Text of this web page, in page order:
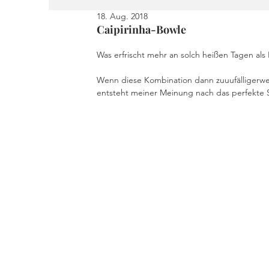
Kuchen und Desserts
Caipirinha-Bowle
18. Aug. 2018
Was erfrischt mehr an solch heißen Tagen
Wenn diese Kombination dann
entsteht meiner Meinung nach das perfekte